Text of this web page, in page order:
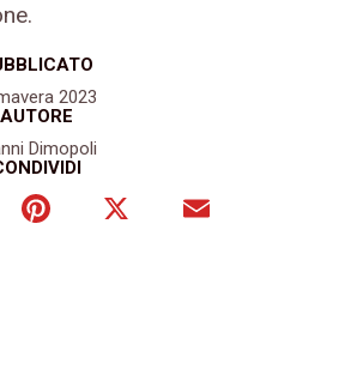
2023
AUTORE
Dimopoli
Pinterest